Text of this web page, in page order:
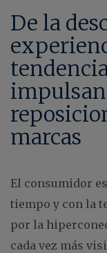
De la
marcas
El consumidor
tiempo y con la
por la
cada vez más